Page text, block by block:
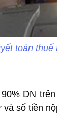
toán
DN
số tiền